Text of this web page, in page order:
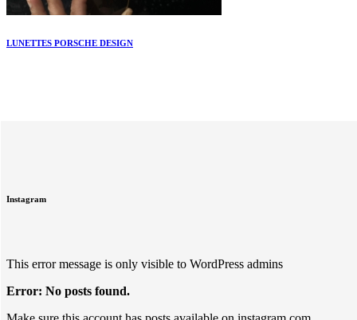
LUNETTES PORSCHE DESIGN
Instagram
This error message is only visible to WordPress admins
Error: No posts found.